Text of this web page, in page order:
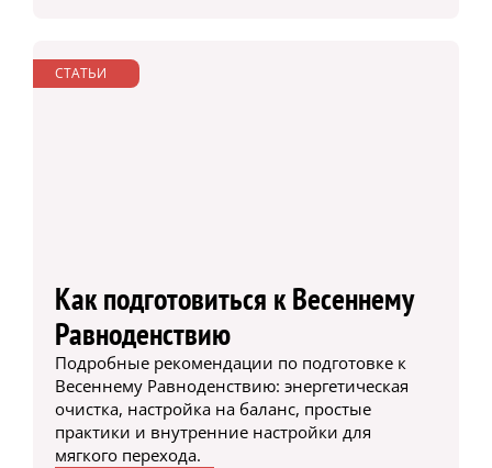
СТАТЬИ
Как подготовиться к Весеннему
Равноденствию
Подробные рекомендации по подготовке к
Весеннему Равноденствию: энергетическая
очистка, настройка на баланс, простые
практики и внутренние настройки для
мягкого перехода.